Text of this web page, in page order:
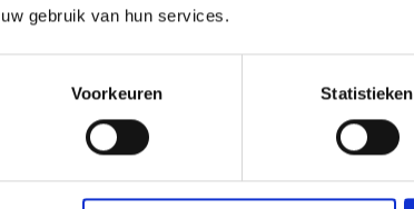
gebruik van hun services.
Voorkeuren Statistieken